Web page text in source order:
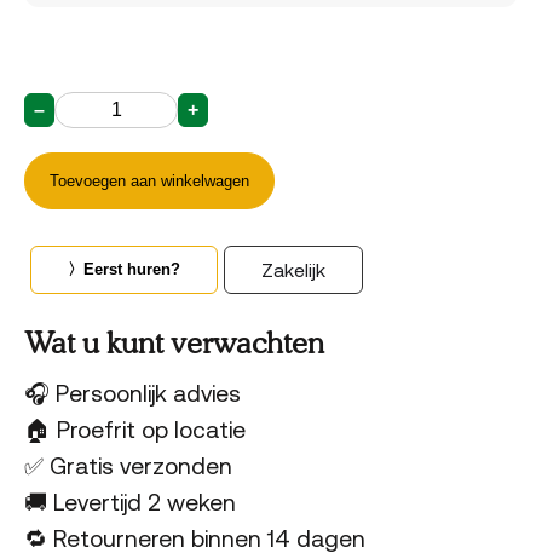
Puch
Modern
Basic
N7
aantal
– +
Toevoegen aan winkelwagen
〉Eerst huren? Zakelijk
Wat u kunt verwachten
🎧 Persoonlijk advies
🏠 Proefrit op locatie
✅ Gratis verzonden
🚚 Levertijd 2 weken
🔁 Retourneren binnen 14 dagen